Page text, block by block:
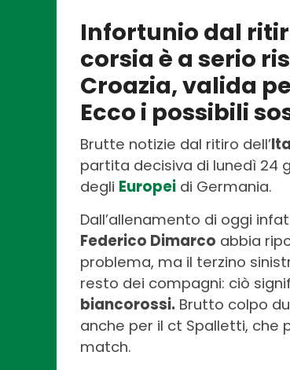
Infortunio dal
corsia è a serio
Croazia, valida
Ecco i possibili
Brutte notizie dal ritiro dell’
partita decisiva di lunedì 24
degli Europei di Germania.
Dall’allenamento di oggi
Federico Dimarco abbia
problema, ma il terzino
resto dei compagni: ciò
biancorossi. Brutto colpo
anche per il ct Spalletti, che
match.